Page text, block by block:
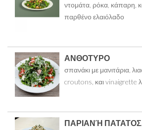
ντομάτα, ρόκα, κάπαρη,
παρθένο ελαιόλαδο
ΑΝΘΟΤΥΡΟ
σπανάκι με μανιτάρια,
croutons, και vinaigrette
ΠΑΡΙΑΝΉ